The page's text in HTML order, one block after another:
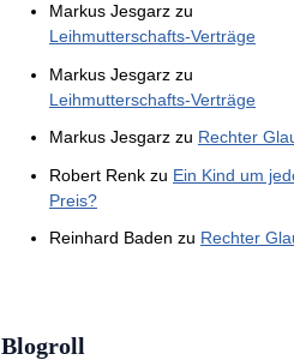
Markus Jesgarz zu
Leihmutterschafts-Verträge
Markus Jesgarz zu
Leihmutterschafts-Verträge
Markus Jesgarz zu Rechter
Robert Renk zu Ein Kind um
Preis?
Reinhard Baden zu Rechter
Blogroll